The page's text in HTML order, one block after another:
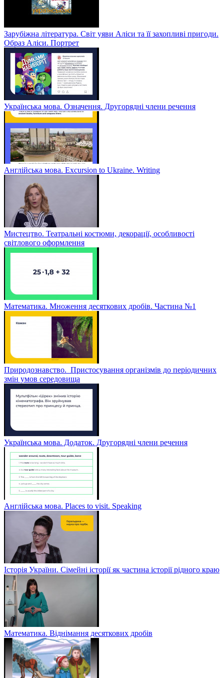
Зарубіжна література. Світ уяви Аліси та її захопливі пригоди.
Образ Аліси. Портрет
Українська мова. Означення. Другорядні члени речення
Англійська мова. Excursion to Ukraine. Writing
Мистецтво. Театральні костюми, декорації, особливості
світлового оформлення
Математика. Множення десяткових дробів. Частина №1
Природознавство. Пристосування організмів до періодичних
змін умов середовища
Українська мова. Додаток. Другорядні члени речення
Англійська мова. Places to visit. Speaking
Історія України. Сімейні історії як частина історії рідного краю
Математика. Віднімання десяткових дробів